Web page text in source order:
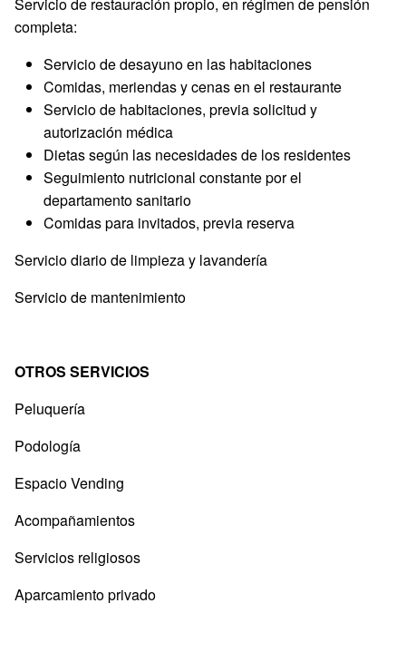
completa:
Servicio de desayuno en las habitaciones
Comidas, meriendas y cenas en el restaurante
Servicio de habitaciones, previa solicitud y
autorización médica
Dietas según las necesidades de los residentes
Seguimiento nutricional constante por el
departamento sanitario
Comidas para invitados, previa reserva
Servicio diario de limpieza y lavandería
Servicio de mantenimiento
OTROS SERVICIOS
Peluquería
Podología
Espacio Vending
Acompañamientos
Servicios religiosos
Aparcamiento privado